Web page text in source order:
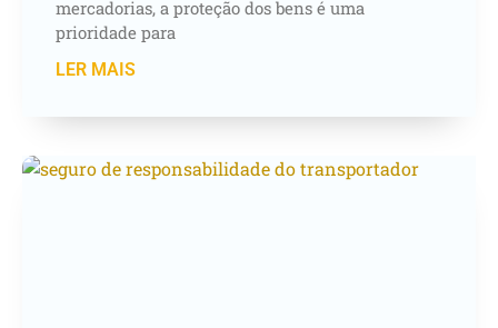
mercadorias, a proteção dos bens é uma
prioridade para
LER MAIS